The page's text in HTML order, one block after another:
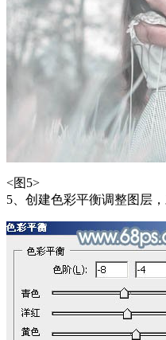
<图5>
5、创建色彩平衡调整图层